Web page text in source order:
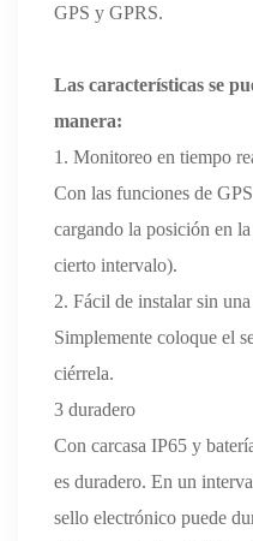
GPS y GPRS.
Las características se
manera:
1. Monitoreo en tiempo
Con las funciones de
cargando la posición en
cierto intervalo).
2. Fácil de instalar sin
Simplemente coloque el
ciérrela.
3 duradero
Con carcasa IP65 y
es duradero. En un
sello electrónico puede